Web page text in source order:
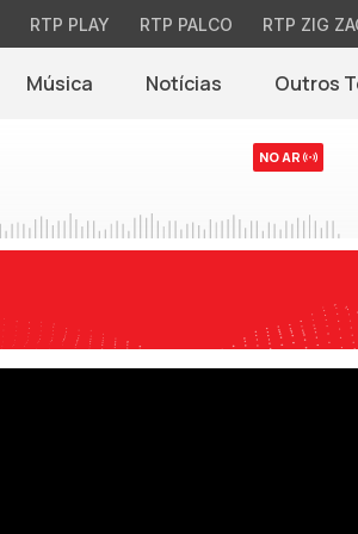
RTP PLAY RTP PALCO RTP ZIG
Música Notícias(abre em nova
Outros
NO AR